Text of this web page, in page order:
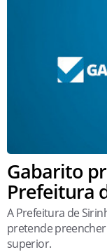
Gabarito
Prefeitura
A Prefeitura de
pretende preencher
superior.